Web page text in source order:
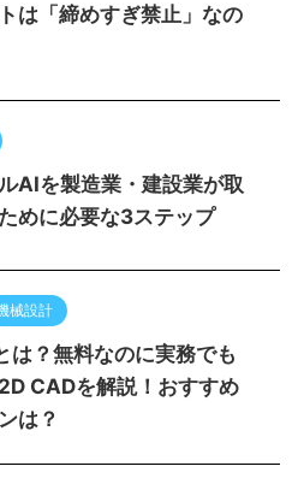
は「締めすぎ禁止」なの
AIを製造業・建設業が取
めに必要な3ステップ
械設計
は？無料なのに実務でも
CADを解説！おすすめ
は？